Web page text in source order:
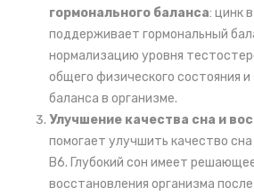
гормонального баланса: цинк
поддерживает гормональный
нормализацию уровня
общего физического состояния и
баланса в организме.
Улучшение качества сна и
помогает улучшить качество
B6. Глубокий сон имеет
восстановления организма